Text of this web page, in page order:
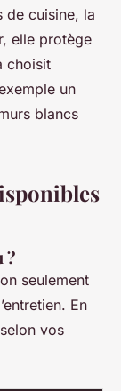
de cuisine, la
elle protège
choisit
un
blancs
?
seulement
En
vos